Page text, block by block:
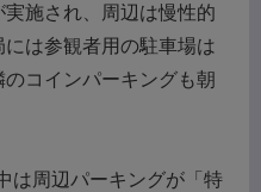
施され、周辺は慢性的
は参観者用の駐車場は
コインパーキングも朝
は周辺パーキングが「特